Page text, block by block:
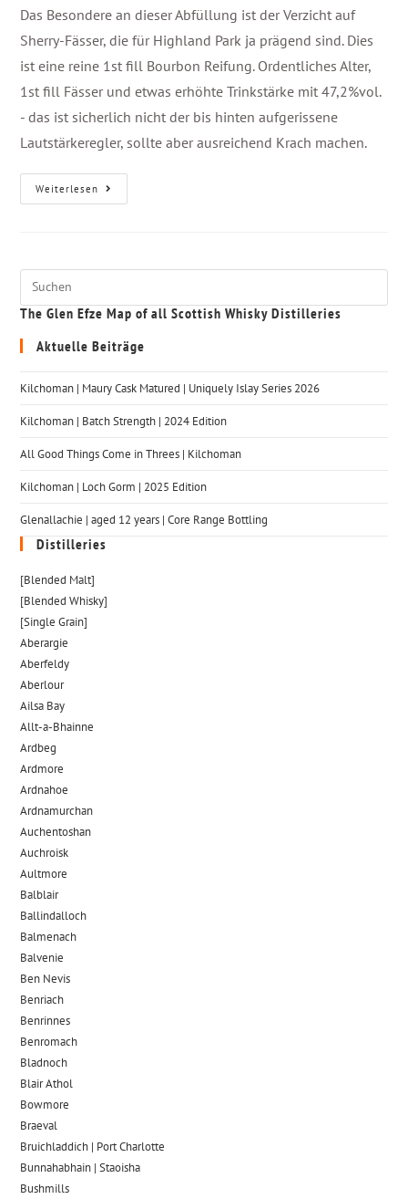
Das Besondere an dieser Abfüllung ist der Verzicht auf
Sherry-Fässer, die für Highland Park ja prägend sind. Dies
ist eine reine 1st fill Bourbon Reifung. Ordentliches Alter,
1st fill Fässer und etwas erhöhte Trinkstärke mit 47,2%vol.
- das ist sicherlich nicht der bis hinten aufgerissene
Lautstärkeregler, sollte aber ausreichend Krach machen.
Weiterlesen
The Glen Efze Map of all Scottish Whisky Distilleries
Aktuelle Beiträge
Kilchoman | Maury Cask Matured | Uniquely Islay Series 2026
Kilchoman | Batch Strength | 2024 Edition
All Good Things Come in Threes | Kilchoman
Kilchoman | Loch Gorm​ | 2025 Edition
Glenallachie | aged 12 years | Core Range Bottling
Distilleries
[Blended Malt]
[Blended Whisky]
[Single Grain]
Aberargie
Aberfeldy
Aberlour
Ailsa Bay
Allt-a-Bhainne
Ardbeg
Ardmore
Ardnahoe
Ardnamurchan
Auchentoshan
Auchroisk
Aultmore
Balblair
Ballindalloch
Balmenach
Balvenie
Ben Nevis
Benriach
Benrinnes
Benromach
Bladnoch
Blair Athol
Bowmore
Braeval
Bruichladdich | Port Charlotte
Bunnahabhain | Staoisha
Bushmills